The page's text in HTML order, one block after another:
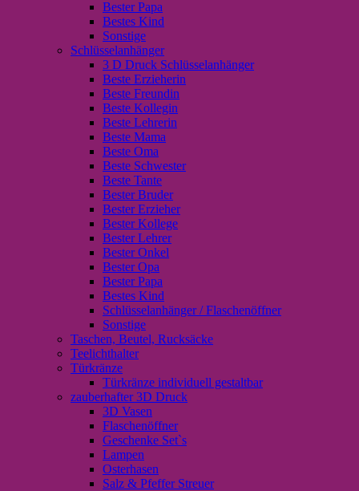
Bester Papa
Bestes Kind
Sonstige
Schlüsselanhänger
3 D Druck Schlüsselanhänger
Beste Erzieherin
Beste Freundin
Beste Kollegin
Beste Lehrerin
Beste Mama
Beste Oma
Beste Schwester
Beste Tante
Bester Bruder
Bester Erzieher
Bester Kollege
Bester Lehrer
Bester Onkel
Bester Opa
Bester Papa
Bestes Kind
Schlüsselanhänger / Flaschenöffner
Sonstige
Taschen, Beutel, Rucksäcke
Teelichthalter
Türkränze
Türkränze individuell gestaltbar
zauberhafter 3D Druck
3D Vasen
Flaschenöffner
Geschenke Set`s
Lampen
Osterhasen
Salz & Pfeffer Streuer